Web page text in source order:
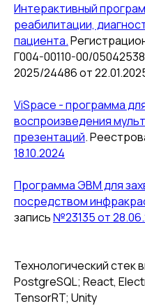
Интерактивный
реабилитации,
пациента.
Г004-00110-00/
2025/24486 от
ViSpace - программа
воспроизведения
презентаций.
18.10.2024
Программа ЭВМ для
посредством
запись №23135 от
Технологический стек
PostgreSQL; React,
TensorRT; Unity